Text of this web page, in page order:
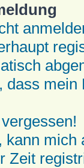
mich
Zeit